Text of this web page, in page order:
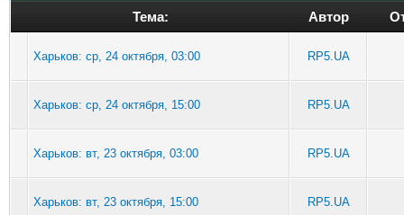
Тема: Автор
Харьков: ср, 24 октября, 03:00 RP5.UA
Харьков: ср, 24 октября, 15:00 RP5.UA
Харьков: вт, 23 октября, 03:00 RP5.UA
Харьков: вт, 23 октября, 15:00 RP5.UA